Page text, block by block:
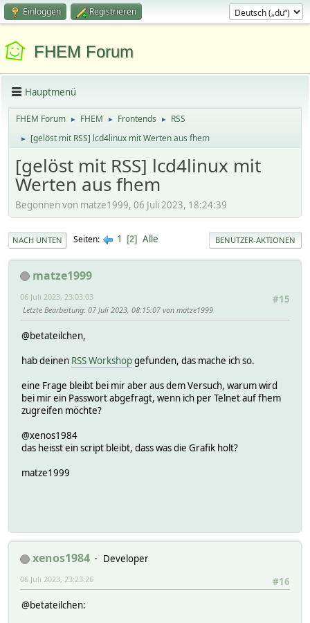
Einloggen Registrieren
FHEM Forum
Hauptmenü
FHEM Forum ► FHEM ► Frontends ► RSS
► [gelöst mit RSS] lcd4linux mit Werten aus fhem
[gelöst mit RSS] lcd4linux mit
Werten aus fhem
Begonnen von matze1999, 06 Juli 2023, 18:24:39
NACH UNTEN Seiten 1 2 Alle BENUTZER-AKTIONEN
matze1999
#15
06 Juli 2023, 23:03:03
Letzte Bearbeitung: 07 Juli 2023, 08:15:07 von matze1999
@betateilchen,
hab deinen RSS Workshopgefunden, das mache ich so.
eine Frage bleibt bei mir aber aus dem Versuch, warum wird
bei mir ein Passwort abgefragt, wenn ich per Telnet auf fhem
zugreifen möchte?
@xenos1984
das heisst ein script bleibt, dass was die Grafik holt?
matze1999
xenos1984
Developer
#16
06 Juli 2023, 23:23:26
@betateilchen: